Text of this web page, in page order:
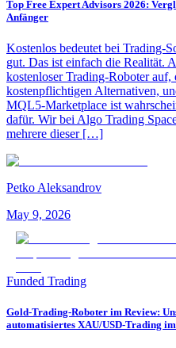
Top Free Expert Advisors 2026:
Anfänger
Kostenlos bedeutet bei Trading-
gut. Das ist einfach die Realität.
kostenloser Trading-Roboter
kostenpflichtigen Alternativen,
MQL5-Marketplace ist
dafür. Wir bei Algo Trading
mehrere dieser […]
Petko Aleksandrov
May 9, 2026
Funded Trading
Gold-Trading-Roboter im Review:
automatisiertes XAU/USD-Trading